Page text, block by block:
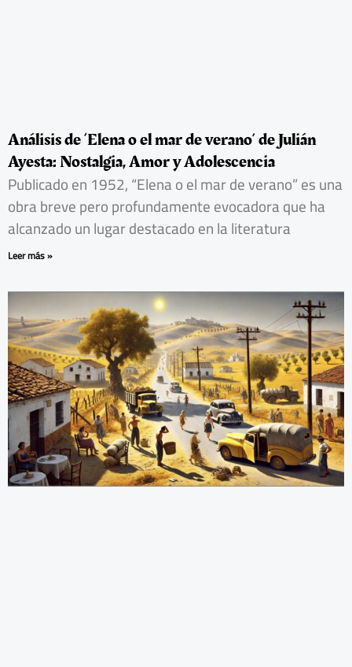
Análisis de ‘Elena o el mar de verano’ de Julián
Ayesta: Nostalgia, Amor y Adolescencia
Publicado en 1952, “Elena o el mar de verano” es una
obra breve pero profundamente evocadora que ha
alcanzado un lugar destacado en la literatura
Leer más »